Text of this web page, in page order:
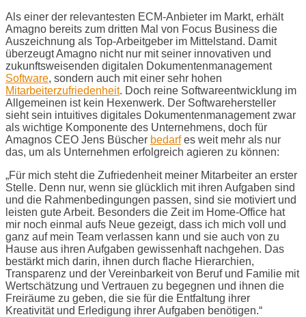
Als einer der relevantesten ECM-Anbieter im Markt, erhält
Amagno bereits zum dritten Mal von Focus Business die
Auszeichnung als Top-Arbeitgeber im Mittelstand. Damit
überzeugt Amagno nicht nur mit seiner innovativen und
zukunftsweisenden digitalen Dokumentenmanagement
Software, sondern auch mit einer sehr hohen
Mitarbeiterzufriedenheit. Doch reine Softwareentwicklung im
Allgemeinen ist kein Hexenwerk. Der Softwarehersteller
sieht sein intuitives digitales Dokumentenmanagement zwar
als wichtige Komponente des Unternehmens, doch für
Amagnos CEO Jens Büscher bedarfes weit mehr als nur
das, um als Unternehmen erfolgreich agieren zu können:
„Für mich steht die Zufriedenheit meiner Mitarbeiter an erster
Stelle. Denn nur, wenn sie glücklich mit ihren Aufgaben sind
und die Rahmenbedingungen passen, sind sie motiviert und
leisten gute Arbeit. Besonders die Zeit im Home-Office hat
mir noch einmal aufs Neue gezeigt, dass ich mich voll und
ganz auf mein Team verlassen kann und sie auch von zu
Hause aus ihren Aufgaben gewissenhaft nachgehen. Das
bestärkt mich darin, ihnen durch flache Hierarchien,
Transparenz und der Vereinbarkeit von Beruf und Familie mit
Wertschätzung und Vertrauen zu begegnen und ihnen die
Freiräume zu geben, die sie für die Entfaltung ihrer
Kreativität und Erledigung ihrer Aufgaben benötigen.“